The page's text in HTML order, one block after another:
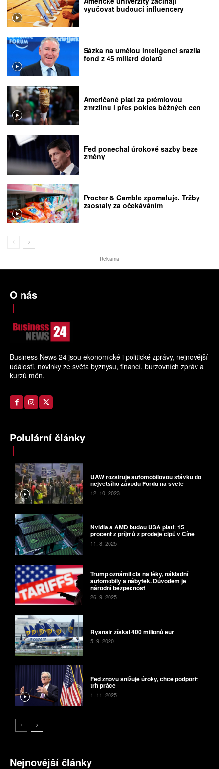
vyučovat budoucí influencery
Sázka na umělou inteligenci srazila
fond z 45 miliard dolarů
Američané platí za prémiovou
zmrzlinu i přes pokles běžných cen
Fed ponechal úrokové sazby beze
změny
Procter & Gamble zpomaluje. Tržby
zaostaly za očekáváním
Reklama
O nás
Business News 24 jsou ekonomické i politické zprávy, nejnovější
události, novinky ze světa byznysu, financí, burzovních zpráv a
kurzů měn.
Polulární články
UAW rozšiřuje automobilovou stávku do
největšího závodu Fordu na světě
12. 10. 2023
Nvidia a AMD budou USA platit 15
procent z příjmů z prodeje čipů v Číně
11. 8. 2025
Trump oznámil cla na léky, nákladní
automobily a nábytek. Důvodem je
národní bezpečnost
26. 9. 2025
Ryanair získal 400 milionů eur
5. 9. 2020
Fed znovu snižuje úroky, chce podpořit
trh práce
1. 11. 2025
Nejnovější články